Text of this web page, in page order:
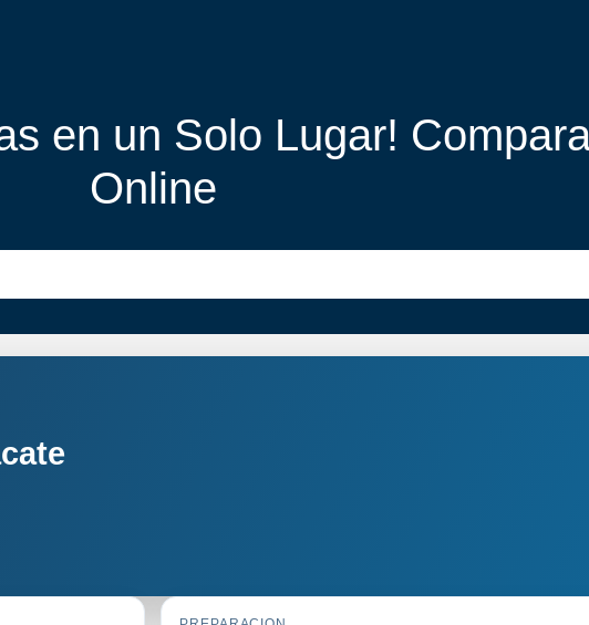
en un Solo Lugar!
Online